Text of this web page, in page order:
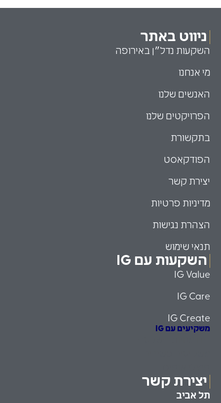
ניווט באתר
השקעות נדל״ן באירופה
מי אנחנו
האנשים שלנו
הפרויקטים שלנו
בתקשורת
הפודקאסט
יצירת קשר
מדיניות פרטיות
הצהרת נגישות
תנאי שימוש
השקעות עם IG
IG Value
IG Care
IG Create
משקיעים עם IG
יצירת קשר
תל אביב